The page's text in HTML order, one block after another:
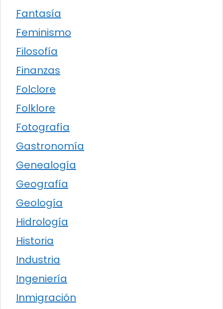
Fantasía
Feminismo
Filosofía
Finanzas
Folclore
Folklore
Fotografía
Gastronomía
Genealogía
Geografía
Geología
Hidrología
Historia
Industria
Ingeniería
Inmigración